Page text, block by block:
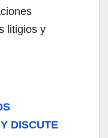
litigios y
DISCUTE